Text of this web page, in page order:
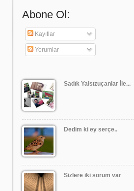
Abone Ol:
Kayıtlar
Yorumlar
Sadık Yalsızuçanlar İle...
Dedim ki ey serçe..
Sizlere iki sorum var